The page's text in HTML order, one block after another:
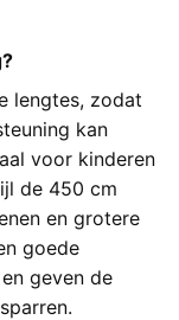
lengtes, zodat
kan
voor kinderen
de 450 cm
en grotere
goede
geven de